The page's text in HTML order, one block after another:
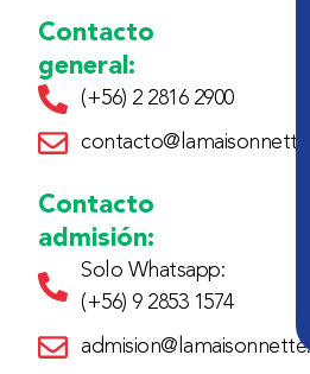
Contacto
general:
(+56) 2 2816 2900
Contacto
admisión:
Solo Whatsapp:
(+56) 9 2853 1574